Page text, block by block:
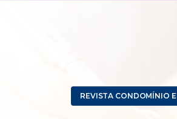
REVISTA CONDOMÍNIO